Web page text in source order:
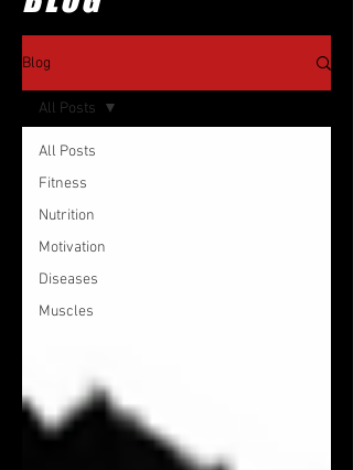
Blog
All Posts
Fitness
Nutrition
Motivation
Diseases
Muscles
All Posts